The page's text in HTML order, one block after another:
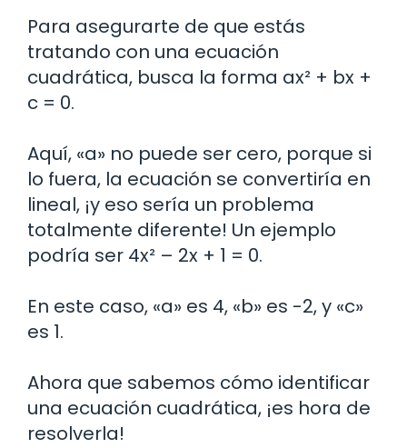
Para asegurarte de que estás
tratando con una ecuación
cuadrática, busca la forma ax² + bx +
c = 0.
Aquí, «a» no puede ser cero, porque si
lo fuera, la ecuación se convertiría en
lineal, ¡y eso sería un problema
totalmente diferente! Un ejemplo
podría ser 4x² – 2x + 1 = 0.
En este caso, «a» es 4, «b» es -2, y «c»
es 1.
Ahora que sabemos cómo identificar
una ecuación cuadrática, ¡es hora de
resolverla!